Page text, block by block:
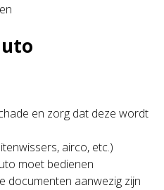
en zorg dat deze wordt
airco, etc.)
moet bedienen
documenten aanwezig zijn